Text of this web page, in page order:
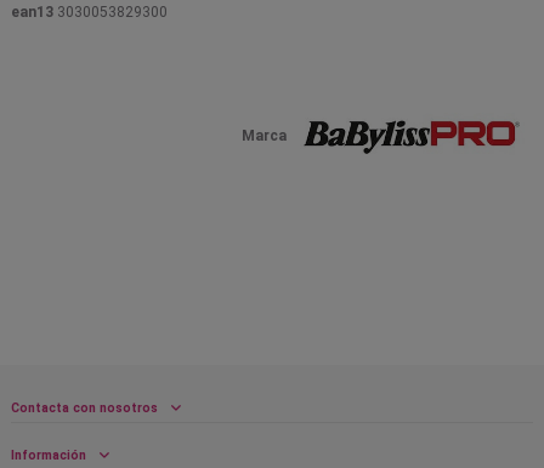
Marca
ean13 3030053829300
Contacta con nosotros
Información